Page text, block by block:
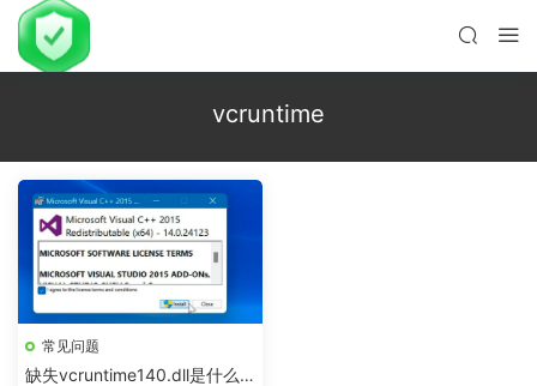
vcruntime
常见问题
缺失vcruntime140.dll是什么